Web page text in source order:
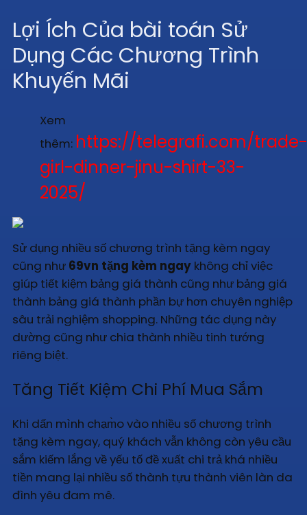
Lợi Ích Của bài toán Sử
Dụng Các Chương Trình
Khuyến Mãi
Xem
thêm: https://telegrafi.com/trade-
girl-dinner-jinu-shirt-33-
2025/
Sử dụng nhiều số chương trình tặng kèm ngay
cũng như 69vn tặng kèm ngay không chỉ việc
giúp tiết kiệm bảng giá thành cũng như bảng giá
thành bảng giá thành phần bự hơn chuyên nghiệp
sâu trải nghiệm shopping. Những tác dụng này
dường cũng như chia thành nhiều tinh tướng
riêng biệt.
Tăng Tiết Kiệm Chi Phí Mua Sắm
Khi dấn mình chạm̀o vào nhiều số chương trình
tặng kèm ngay, quý khách vẫn không còn yêu cầu
sắm kiếm lắng về yếu tố đề xuất chi trả khá nhiều
tiền mang lại nhiều số thành tựu thành viên làn da
đình yêu đam mê.